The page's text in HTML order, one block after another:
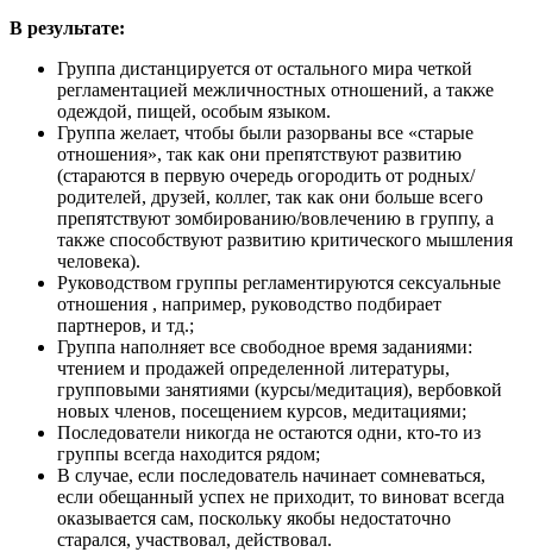
В результате:
Группа дистанцируется от остального мира четкой
регламентацией межличностных отношений, а также
одеждой, пищей, особым языком.
Группа желает, чтобы были разорваны все «старые
отношения», так как они препятствуют развитию
(стараются в первую очередь огородить от родных/
родителей, друзей, коллег, так как они больше всего
препятствуют зомбированию/вовлечению в группу, а
также способствуют развитию критического мышления
человека).
Руководством группы регламентируются сексуальные
отношения , например, руководство подбирает
партнеров, и тд.;
Группа наполняет все свободное время заданиями:
чтением и продажей определенной литературы,
групповыми занятиями (курсы/медитация), вербовкой
новых членов, посещением курсов, медитациями;
Последователи никогда не остаются одни, кто-то из
группы всегда находится рядом;
В случае, если последователь начинает сомневаться,
если обещанный успех не приходит, то виноват всегда
оказывается сам, поскольку якобы недостаточно
старался, участвовал, действовал.